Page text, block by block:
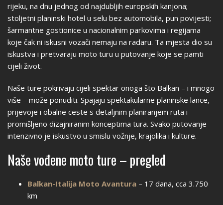
rijeku, na dnu jednog od najdubljih europskih kanjona;
stoljetni planinski hotel u selu bez automobila, pun povijesti;
šarmantne gostionice u nacionalnim parkovima i regijama
koje čak ni iskusni vozači nemaju na radaru. Ta mjesta dio su
iskustva i pretvaraju moto turu u putovanje koje se pamti
cijeli život.
Naše ture pokrivaju cijeli spektar onoga što Balkan – i mnogo
više – može ponuditi. Spajaju spektakularne planinske lance,
prijevoje i obalne ceste s detaljnim planiranjem ruta i
promišljeno dizajniranim konceptima tura. Svako putovanje
intenzivno je iskustvo u smislu vožnje, krajolika i kulture.
Naše vođene moto ture – pregled
Balkan-Italija Moto Avantura – 17 dana, cca 3.750
km